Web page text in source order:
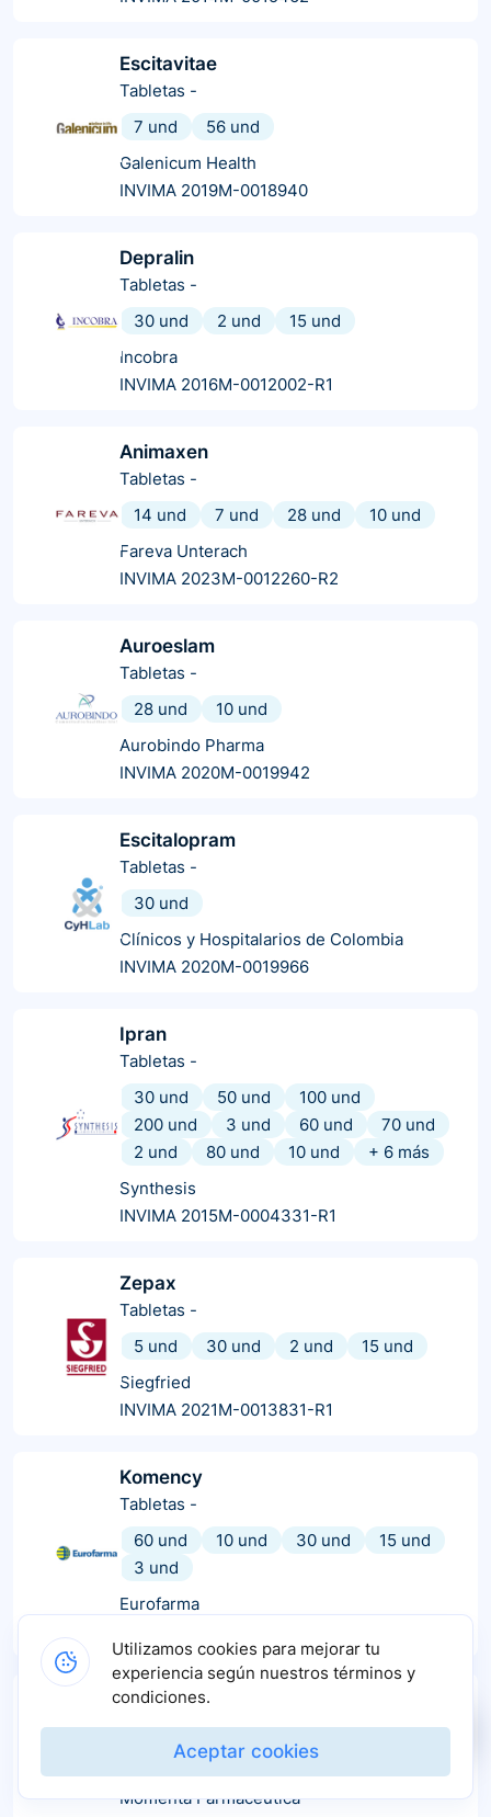
Escitavitae
Tabletas -
7 und
56 und
Galenicum Health
INVIMA 2019M-0018940
Depralin
Tabletas -
30 und
2 und
15 und
Incobra
INVIMA 2016M-0012002-R1
Animaxen
Tabletas -
14 und
7 und 28 und
10 und
Fareva Unterach
INVIMA 2023M-0012260-R2
Auroeslam
Tabletas -
28 und
10 und
Aurobindo Pharma
INVIMA 2020M-0019942
Escitalopram
Tabletas -
30 und
Clínicos y Hospitalarios de Colombia
INVIMA 2020M-0019966
Ipran
Tabletas -
30 und
50 und
100 und
200 und
3 und 60 und
70 und
2 und
80 und 10 und + 6 más
Synthesis
INVIMA 2015M-0004331-R1
Zepax
Tabletas -
5 und
30 und 2 und
15 und
Siegfried
INVIMA 2021M-0013831-R1
Komency
Tabletas -
60 und
10 und 30 und
15 und
3 und
Eurofarma
Escitalopram
Tabletas-
10 und
60 und 30 und
Momenta Farmacéutica
Utilizamos cookies para mejorar tu
experiencia según nuestros términos y
condiciones.
Aceptar cookies